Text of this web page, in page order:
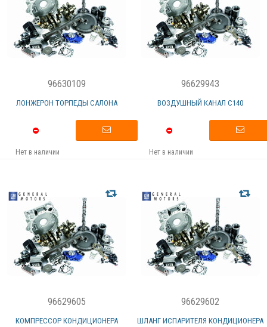
96630109
ЛОНЖЕРОН ТОРПЕДЫ САЛОНА
Нет в наличии
96629943
ВОЗДУШНЫЙ КАНАЛ С140
Нет в наличии
96629605
КОМПРЕССОР КОНДИЦИОНЕРА
96629602
ШЛАНГ ИСПАРИТЕЛЯ КОНДИЦИОНЕРА